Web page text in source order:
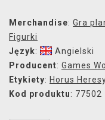
Merchandise: Gra
Figurki
Język:
Angielski
Producent: Games
Etykiety: Horus
Kod produktu: 77502